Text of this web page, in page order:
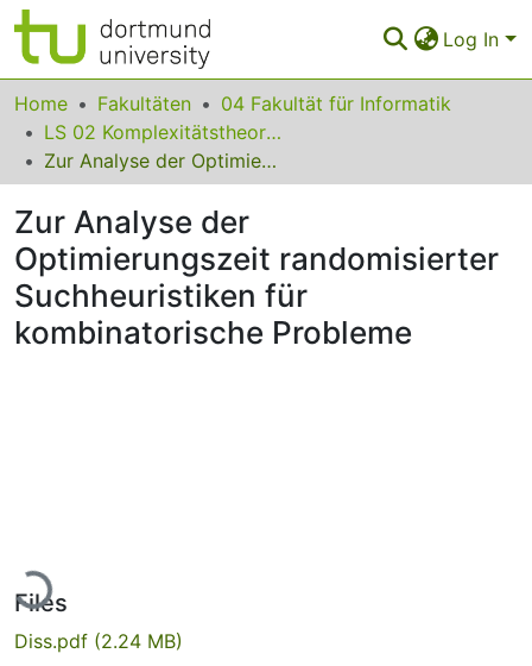
Log In
Communities & Collections
All of Eldorado
FAQ
Policy
Back to the Homepage
Home Fakultäten
04 Fakultät für Informatik
LS 02 Komplexitätstheorie und Effiziente Algorithmen
Zur Analyse der Optimierungszeit randomisierter Suchheuristiken für kombinatorische Probleme
Zur Analyse der
Optimierungszeit randomisierter
Suchheuristiken für
kombinatorische Probleme
Files
Diss.pdf (2.24 MB)